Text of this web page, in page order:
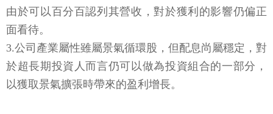
由於可以百分百認列其營收，對於獲利的影響仍偏正
面看待。
3.公司產業屬性雖屬景氣循環股，但配息尚屬穩定，對
於超長期投資人而言仍可以做為投資組合的一部分，
以獲取景氣擴張時帶來的盈利增長。